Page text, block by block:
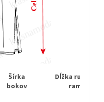
Šírka
bokov
Dĺžka rukáva
ramena